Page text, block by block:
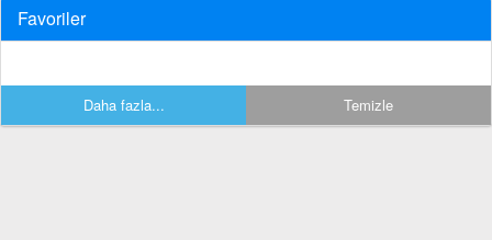
Favoriler
Daha fazla... Temizle